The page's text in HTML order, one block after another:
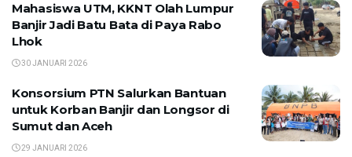
Mahasiswa UTM, KKNT Olah Lumpur
Banjir Jadi Batu Bata di Paya Rabo
Lhok
30 JANUARI 2026
Konsorsium PTN Salurkan Bantuan
untuk Korban Banjir dan Longsor di
Sumut dan Aceh
29 JANUARI 2026